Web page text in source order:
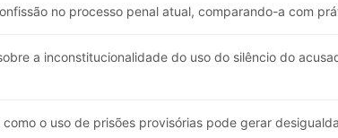
no processo penal atual, comparando-a com
a inconstitucionalidade do uso do silêncio do
como o uso de prisões provisórias pode gerar